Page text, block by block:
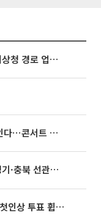
태풍 '돌핀' 오키나와 접근…일본기상청 경로 업데이트
빅뱅, 20주년 기념 '새 뱅봉' 선보인다⋯콘서트 앞두고 팝업 개최
등 추가 압수수색
‘나솔사계’ 국화, 결별 후 재등장⋯첫인상 투표 휩쓸고 ‘인기녀’ 등극